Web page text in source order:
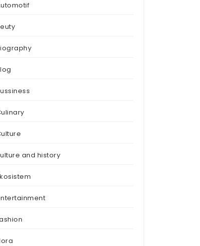
and history